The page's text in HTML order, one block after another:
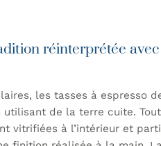
réinterprétée avec
les tasses à espresso
de la terre cuite.
vitrifiées à l’intérieur et